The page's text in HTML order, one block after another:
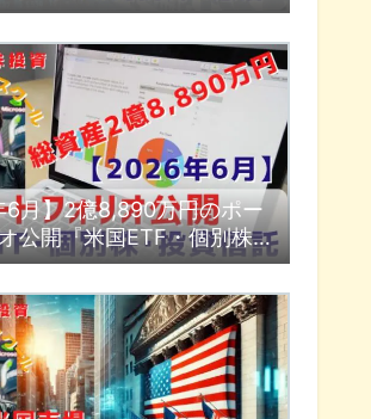
月】2億8,890万円のポー
公開『米国ETF・個別株・